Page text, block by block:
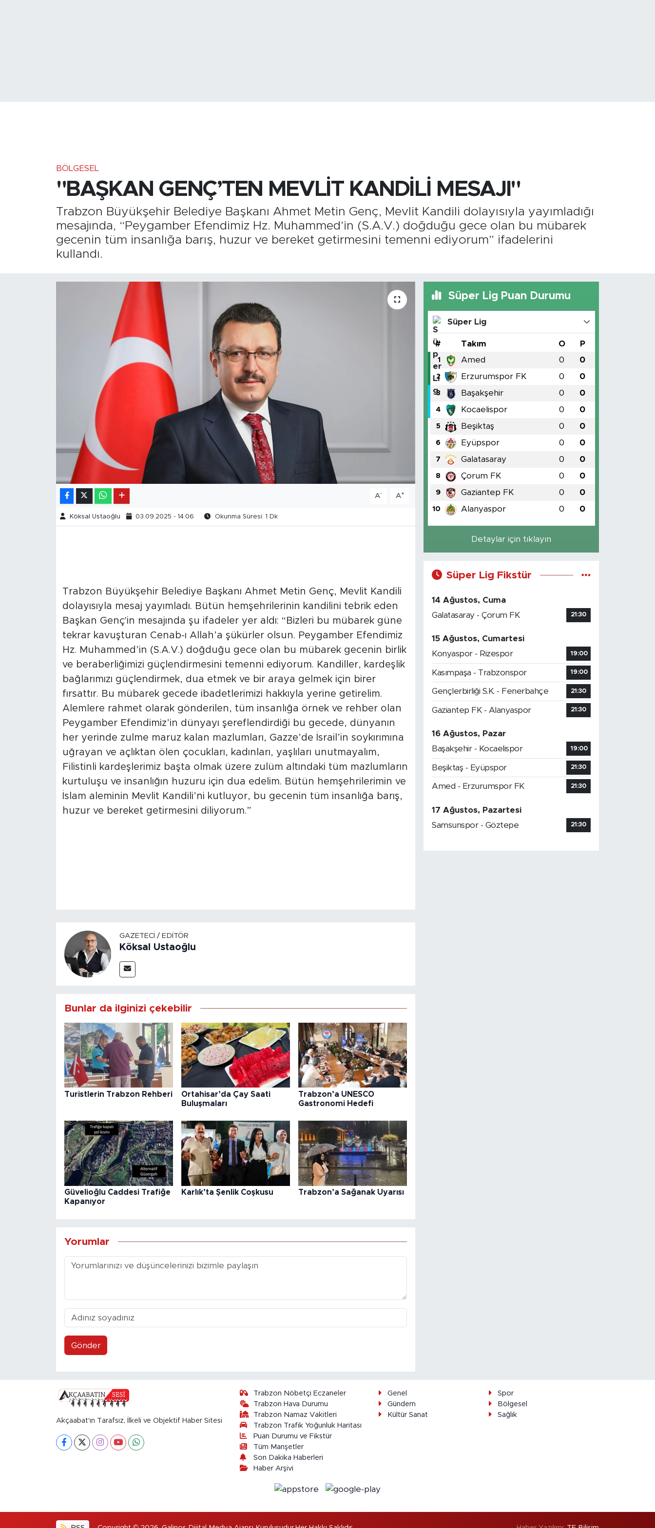
BÖLGESEL
"BAŞKAN GENÇ’TEN MEVLİT KANDİLİ MESAJI"
Trabzon Büyükşehir Belediye Başkanı Ahmet Metin Genç, Mevlit Kandili dolayısıyla yayımladığı
mesajında, “Peygamber Efendimiz Hz. Muhammed’in (S.A.V.) doğduğu gece olan bu mübarek
gecenin tüm insanlığa barış, huzur ve bereket getirmesini temenni ediyorum” ifadelerini
kullandı.
A- A+
Köksal Ustaoğlu 03.09.2025 - 14:06 Okunma Süresi: 1 Dk
Trabzon Büyükşehir Belediye Başkanı Ahmet Metin Genç, Mevlit Kandili
dolayısıyla mesaj yayımladı. Bütün hemşehrilerinin kandilini tebrik eden
Başkan Genç'in mesajında şu ifadeler yer aldı: “Bizleri bu mübarek güne
tekrar kavuşturan Cenab-ı Allah’a şükürler olsun. Peygamber Efendimiz
Hz. Muhammed’in (S.A.V.) doğduğu gece olan bu mübarek gecenin birlik
ve beraberliğimizi güçlendirmesini temenni ediyorum. Kandiller, kardeşlik
bağlarımızı güçlendirmek, dua etmek ve bir araya gelmek için birer
fırsattır. Bu mübarek gecede ibadetlerimizi hakkıyla yerine getirelim.
Alemlere rahmet olarak gönderilen, tüm insanlığa örnek ve rehber olan
Peygamber Efendimiz’in dünyayı şereflendirdiği bu gecede, dünyanın
her yerinde zulme maruz kalan mazlumları, Gazze’de İsrail’in soykırımına
uğrayan ve açlıktan ölen çocukları, kadınları, yaşlıları unutmayalım,
Filistinli kardeşlerimiz başta olmak üzere zulüm altındaki tüm mazlumların
kurtuluşu ve insanlığın huzuru için dua edelim. Bütün hemşehrilerimin ve
İslam aleminin Mevlit Kandili’ni kutluyor, bu gecenin tüm insanlığa barış,
huzur ve bereket getirmesini diliyorum.”
GAZETECI / EDITÖR
Köksal Ustaoğlu
Bunlar da ilginizi çekebilir
Turistlerin Trabzon Rehberi
Ortahisar’da Çay Saati
Buluşmaları
Trabzon’a UNESCO
Gastronomi Hedefi
Güvelioğlu Caddesi Trafiğe
Kapanıyor
Karlık’ta Şenlik Coşkusu Trabzon’a Sağanak Uyarısı
Yorumlar
Gönder
Süper Lig Puan Durumu
Süper Lig
# Takım O P
1 Amed 0 0
2 Erzurumspor FK 0 0
3 Başakşehir 0 0
4 Kocaelispor 0 0
5 Beşiktaş 0 0
6 Eyüpspor 0 0
7 Galatasaray 0 0
8 Çorum FK 0 0
9 Gaziantep FK 0 0
10 Alanyaspor 0 0
Detaylar için tıklayın
Süper Lig Fikstür
14 Ağustos, Cuma
Galatasaray - Çorum FK
21:30
15 Ağustos, Cumartesi
Konyaspor - Rizespor
19:00
Kasımpaşa - Trabzonspor 19:00
Gençlerbirliği S.K. - Fenerbahçe 21:30
Gaziantep FK - Alanyaspor 21:30
16 Ağustos, Pazar
Başakşehir - Kocaelispor
19:00
Beşiktaş - Eyüpspor 21:30
Amed - Erzurumspor FK 21:30
17 Ağustos, Pazartesi
Samsunspor - Göztepe
21:30
Akçaabat'ın Tarafsız, İlkeli ve Objektif Haber Sitesi
Trabzon Nöbetçi Eczaneler
Trabzon Hava Durumu
Trabzon Namaz Vakitleri
Trabzon Trafik Yoğunluk Haritası
Puan Durumu ve Fikstür
Tüm Manşetler
Son Dakika Haberleri
Haber Arşivi
Genel
Spor
Gündem
Bölgesel
Kültür Sanat
Sağlık
Köşe Yazarları
Ulusal Son Dakika Haberleri